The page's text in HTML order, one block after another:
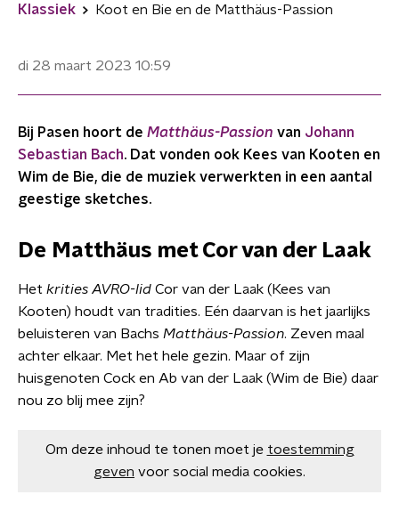
Klassiek Koot en Bie en de Matthäus-Passion
di 28 maart 2023 10:59
Bij Pasen hoort de Matthäus-Passion van Johann
Sebastian Bach. Dat vonden ook Kees van Kooten en
Wim de Bie, die de muziek verwerkten in een aantal
geestige sketches.
De Matthäus met Cor van der Laak
Het krities AVRO-lid Cor van der Laak (Kees van
Kooten) houdt van tradities. Eén daarvan is het jaarlijks
beluisteren van Bachs Matthäus-Passion. Zeven maal
achter elkaar. Met het hele gezin. Maar of zijn
huisgenoten Cock en Ab van der Laak (Wim de Bie) daar
nou zo blij mee zijn?
Om deze inhoud te tonen moet je toestemming
geven voor social media cookies.